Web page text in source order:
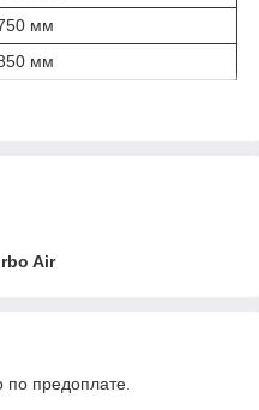
мм
мм
Air
по предоплате.